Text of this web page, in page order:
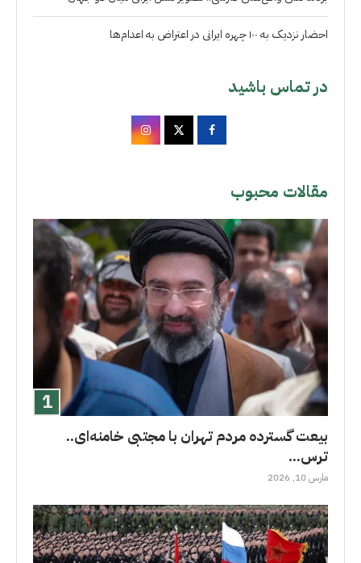
احضار نزدیک به ۱۰۰ چهره ایرانی در اعتراض به اعدام‌ها
در تماس باشید
مقالات محبوب
بیعت گسترده مردم تهران با مجتبی خامنه‌ای..
ترس...
مارس 10, 2026